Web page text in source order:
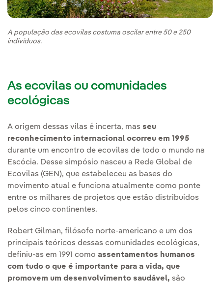
A população das ecovilas costuma oscilar entre 50 e 250
indivíduos.
As ecovilas ou comunidades
ecológicas
A origem dessas vilas é incerta, mas seu
reconhecimento internacional ocorreu em 1995
durante um encontro de ecovilas de todo o mundo na
Escócia. Desse simpósio nasceu a Rede Global de
Ecovilas (GEN), que estabeleceu as bases do
movimento atual e funciona atualmente como ponte
entre os milhares de projetos que estão distribuídos
pelos cinco continentes.
Robert Gilman, filósofo norte-americano e um dos
principais teóricos dessas comunidades ecológicas,
definiu-as em 1991 como assentamentos humanos
com tudo o que é importante para a vida, que
promovem um desenvolvimento saudável, são